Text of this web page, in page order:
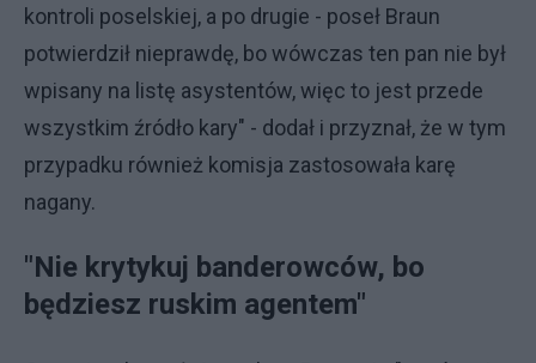
kontroli poselskiej, a po drugie - poseł Braun
potwierdził nieprawdę, bo wówczas ten pan nie był
wpisany na listę asystentów, więc to jest przede
wszystkim źródło kary" - dodał i przyznał, że w tym
przypadku również komisja zastosowała karę
nagany.
"Nie krytykuj banderowców, bo
będziesz ruskim agentem"